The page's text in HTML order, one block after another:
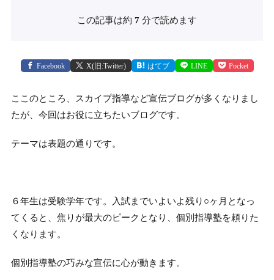
この記事は約 7 分で読めます
Facebook X(旧:Twitter) はてブ LINE Pocket
ここのところ、スカイプ指導など宣伝ブログが多くなりまし
たが、今回はお役に立ちたいブログです。
テーマは表題の通りです。
６年生は受験学年です。入試までいよいよ残り○ヶ月となっ
てくると、焦りが最大のピークとなり、個別指導塾を頼りた
くなります。
個別指導塾の巧みな宣伝に心が動きます。